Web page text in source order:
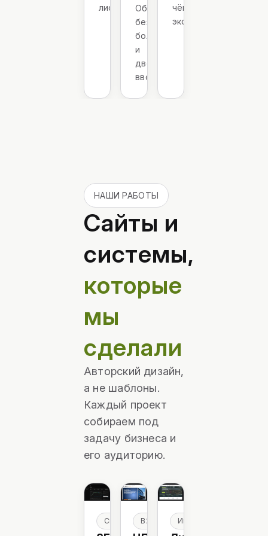
лист
Обмен
без
боли
и
двойного
ввода
чём
экономить
НАШИ РАБОТЫ
Сайты и
системы,
которые
мы
сделали
Авторский дизайн,
а не шаблоны.
Каждый проект
собираем под
задачу бизнеса и
его аудиторию.
Свой продукт · SEO-инструмент
B2B · ПроизводствоИнтернет-магазин · 1С-